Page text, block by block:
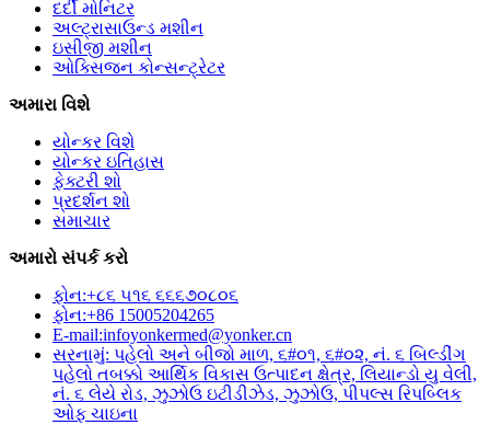
દર્દી મોનિટર
અલ્ટ્રાસાઉન્ડ મશીન
ઇસીજી મશીન
ઓક્સિજન કોન્સન્ટ્રેટર
અમારા વિશે
યોન્કર વિશે
યોન્કર ઇતિહાસ
ફેક્ટરી શો
પ્રદર્શન શો
સમાચાર
અમારો સંપર્ક કરો
ફોન:+૮૬ ૫૧૬ ૬૬૬૭૦૮૦૬
ફોન:+86 15005204265
E-mail:infoyonkermed@yonker.cn
સરનામું: પહેલો અને બીજો માળ, ૬#૦૧, ૬#૦૨, નં. ૬ બિલ્ડીંગ
પહેલો તબક્કો આર્થિક વિકાસ ઉત્પાદન ક્ષેત્ર, લિયાન્ડો યુ વેલી,
નં. ૬ લેયે રોડ, ઝુઝોઉ ઇટીડીઝેડ, ઝુઝોઉ, પીપલ્સ રિપબ્લિક
ઓફ ચાઇના